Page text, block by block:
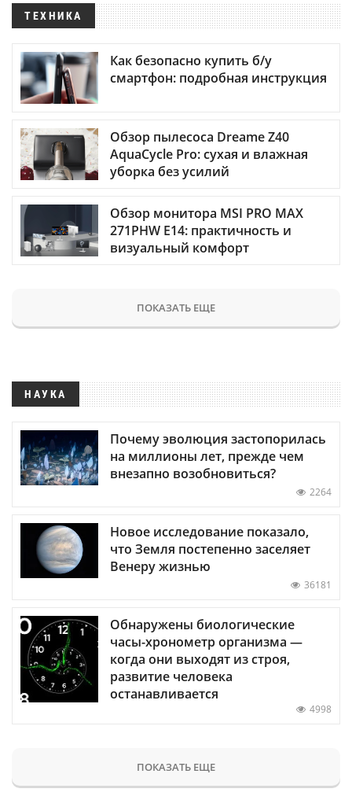
ТЕХНИКА
Как безопасно купить б/у
смартфон: подробная инструкция
Обзор пылесоса Dreame Z40
AquaCycle Pro: сухая и влажная
уборка без усилий
Обзор монитора MSI PRO MAX
271PHW E14: практичность и
визуальный комфорт
ПОКАЗАТЬ ЕЩЕ
НАУКА
Почему эволюция застопорилась
на миллионы лет, прежде чем
внезапно возобновиться?
2264
Новое исследование показало,
что Земля постепенно заселяет
Венеру жизнью
36181
Обнаружены биологические
часы-хронометр организма —
когда они выходят из строя,
развитие человека
останавливается
4998
ПОКАЗАТЬ ЕЩЕ